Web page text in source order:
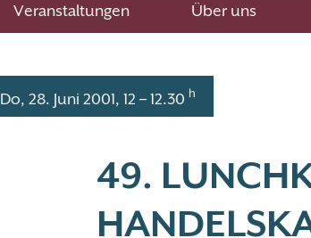
Veranstaltungen Über uns
Do, 28. Juni 2001, 12 – 12.30 h
49.